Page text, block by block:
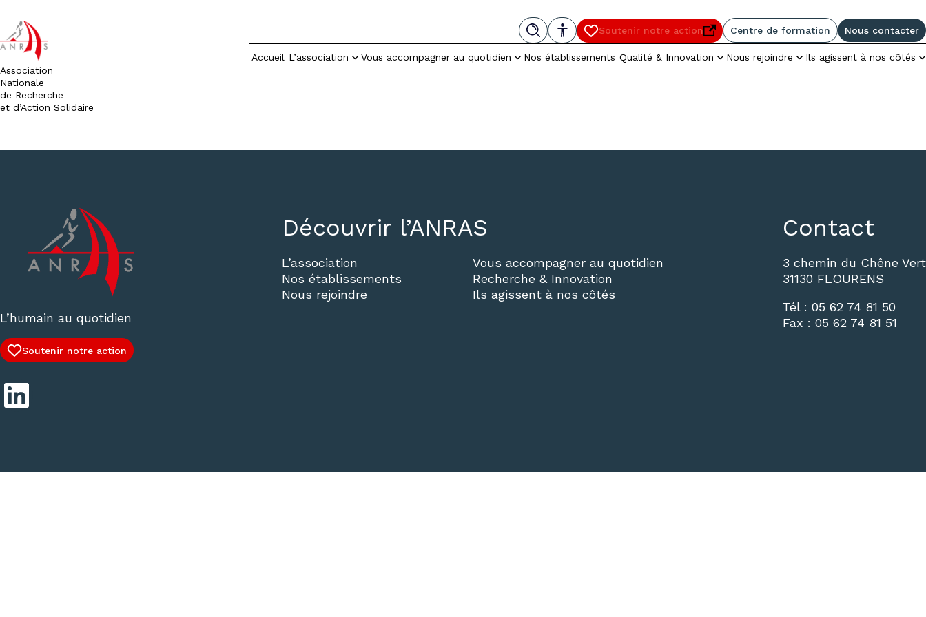
Paramètres d’accessibilité Contenu Pied de page
Association
Nationale
de Recherche
et d’Action Solidaire
Soutenir notre action
– Nouvelle fenêtre Centre de formation Nous contacter
Accueil L’association Vous accompagner au quotidien Nos établissements Qualité & Innovation Nous rejoindre Ils agissent à nos côtés
L’humain au quotidien
Soutenir notre action
LinkedIn
Découvrir l’ANRAS
L’association
Vous accompagner au quotidien
Nos établissements
Recherche & Innovation
Nous rejoindre
Ils agissent à nos côtés
Contact
3 chemin du Chêne Vert
31130 FLOURENS
Tél : 05 62 74 81 50
Fax : 05 62 74 81 51